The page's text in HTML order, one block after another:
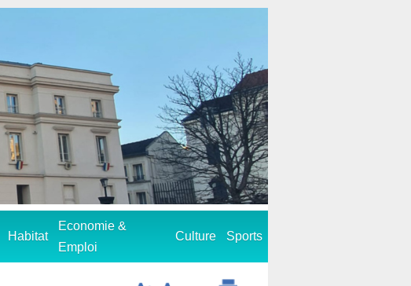
Habitat
Economie &
Emploi
Culture Sports